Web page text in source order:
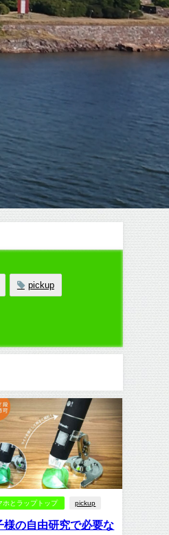
pickup
ホとラップトップ pickup
様の自由研究で必要な